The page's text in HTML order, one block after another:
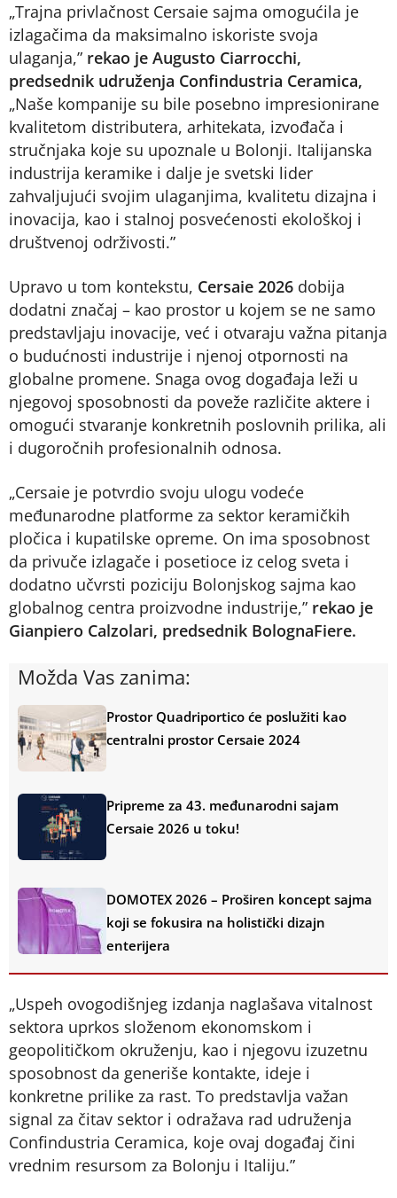
„Trajna privlačnost Cersaie sajma omogućila je
izlagačima da maksimalno iskoriste svoja
ulaganja,” rekao je Augusto Ciarrocchi,
predsednik udruženja Confindustria Ceramica,
„Naše kompanije su bile posebno impresionirane
kvalitetom distributera, arhitekata, izvođača i
stručnjaka koje su upoznale u Bolonji. Italijanska
industrija keramike i dalje je svetski lider
zahvaljujući svojim ulaganjima, kvalitetu dizajna i
inovacija, kao i stalnoj posvećenosti ekološkoj i
društvenoj održivosti.”
Upravo u tom kontekstu, Cersaie 2026 dobija
dodatni značaj – kao prostor u kojem se ne samo
predstavljaju inovacije, već i otvaraju važna pitanja
o budućnosti industrije i njenoj otpornosti na
globalne promene. Snaga ovog događaja leži u
njegovoj sposobnosti da poveže različite aktere i
omogući stvaranje konkretnih poslovnih prilika, ali
i dugoročnih profesionalnih odnosa.
„Cersaie je potvrdio svoju ulogu vodeće
međunarodne platforme za sektor keramičkih
pločica i kupatilske opreme. On ima sposobnost
da privuče izlagače i posetioce iz celog sveta i
dodatno učvrsti poziciju Bolonjskog sajma kao
globalnog centra proizvodne industrije,” rekao je
Gianpiero Calzolari, predsednik BolognaFiere.
Možda Vas zanima:
Prostor Quadriportico će poslužiti kao
centralni prostor Cersaie 2024
Pripreme za 43. međunarodni sajam
Cersaie 2026 u toku!
DOMOTEX 2026 – Proširen koncept sajma
koji se fokusira na holistički dizajn
enterijera
„Uspeh ovogodišnjeg izdanja naglašava vitalnost
sektora uprkos složenom ekonomskom i
geopolitičkom okruženju, kao i njegovu izuzetnu
sposobnost da generiše kontakte, ideje i
konkretne prilike za rast. To predstavlja važan
signal za čitav sektor i odražava rad udruženja
Confindustria Ceramica, koje ovaj događaj čini
vrednim resursom za Bolonju i Italiju.”